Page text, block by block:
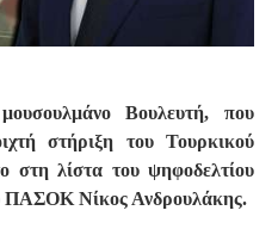
Βουλευτή, που
στήριξη του Τουρκικού
στη λίστα του ψηφοδελτίου
ΠΑΣΟΚ Νίκος Ανδρουλάκης.